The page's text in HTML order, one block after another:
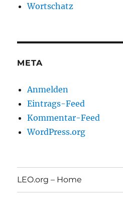
Wortschatz
META
Anmelden
Eintrags-Feed
Kommentar-Feed
WordPress.org
LEO.org – Home